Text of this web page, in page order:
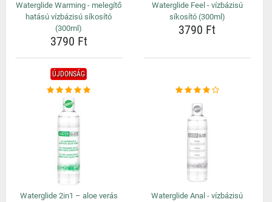
Waterglide Warming - melegítő
hatású vízbázisú síkosító
(300ml)
3790 Ft
Waterglide Feel - vízbázisú
síkosító (300ml)
3790 Ft
ÚJDONSÁG
Waterglide 2in1 – aloe verás
Waterglide Anal - vízbázisú